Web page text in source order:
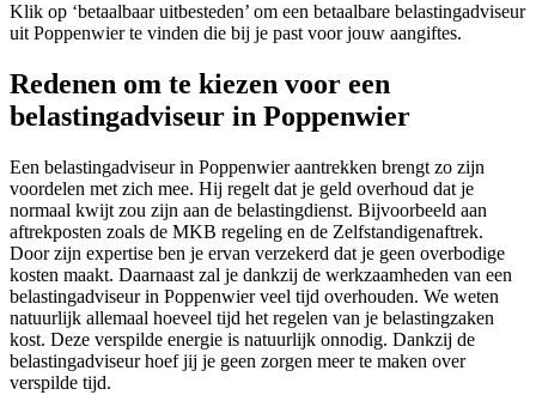
Klik op ‘betaalbaar uitbesteden’ om een betaalbare belastingadviseur
uit Poppenwier te vinden die bij je past voor jouw aangiftes.
Redenen om te kiezen voor een
belastingadviseur in Poppenwier
Een belastingadviseur in Poppenwier aantrekken brengt zo zijn
voordelen met zich mee. Hij regelt dat je geld overhoud dat je
normaal kwijt zou zijn aan de belastingdienst. Bijvoorbeeld aan
aftrekposten zoals de MKB regeling en de Zelfstandigenaftrek.
Door zijn expertise ben je ervan verzekerd dat je geen overbodige
kosten maakt. Daarnaast zal je dankzij de werkzaamheden van een
belastingadviseur in Poppenwier veel tijd overhouden. We weten
natuurlijk allemaal hoeveel tijd het regelen van je belastingzaken
kost. Deze verspilde energie is natuurlijk onnodig. Dankzij de
belastingadviseur hoef jij je geen zorgen meer te maken over
verspilde tijd.